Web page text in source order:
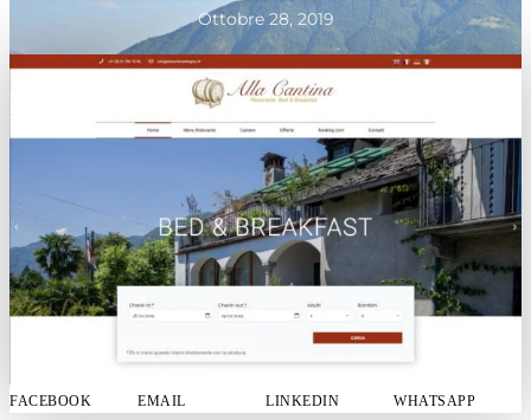
Ottobre 28, 2019
FACEBOOK EMAIL LINKEDIN WHATSAPP